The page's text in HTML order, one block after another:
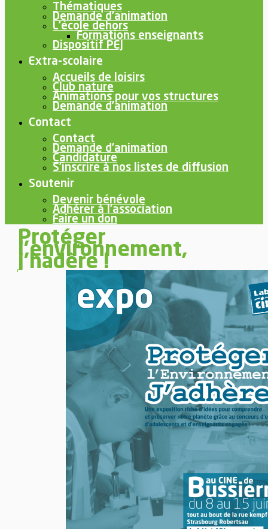
Thématiques
Demande d’animation
L’école dehors
Formations enseignants
Dispositif PEJ
Extra-scolaire
Accueils de loisirs
Club nature
Animations pour vos structures
Demande d’animation
Contact
Contact
Demande d’animation
Candidature
S’inscrire à nos listes de diffusion
Soutenir
Devenir bénévole
Adhérer à l’association
Faire un don
Protéger
l’environnement,
j’hadère !